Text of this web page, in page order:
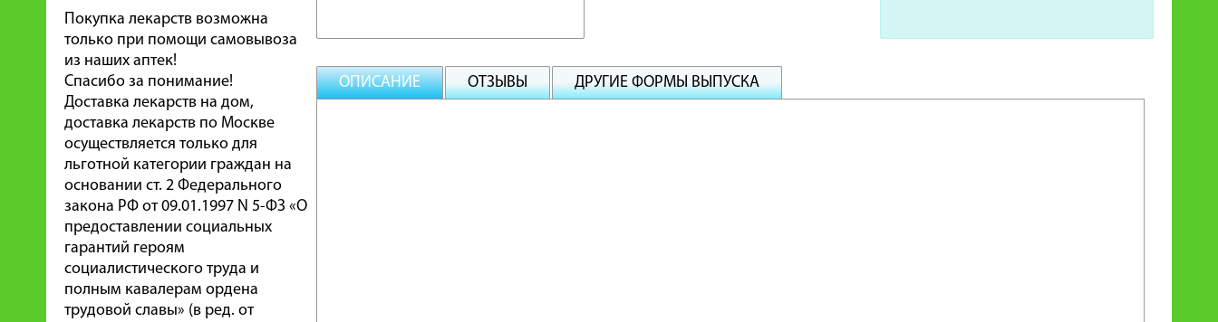
Покупка лекарств возможна
только при помощи самовывоза
из наших аптек!
Спасибо за понимание!
Доставка лекарств на дом,
доставка лекарств по Москве
осуществляется только для
льготной категории граждан на
основании ст. 2 Федерального
закона РФ от 09.01.1997 N 5-ФЗ «О
предоставлении социальных
гарантий героям
социалистического труда и
полным кавалерам ордена
трудовой славы» (в ред. от
ОПИСАНИЕ ОТЗЫВЫ ДРУГИЕ ФОРМЫ ВЫПУСКА